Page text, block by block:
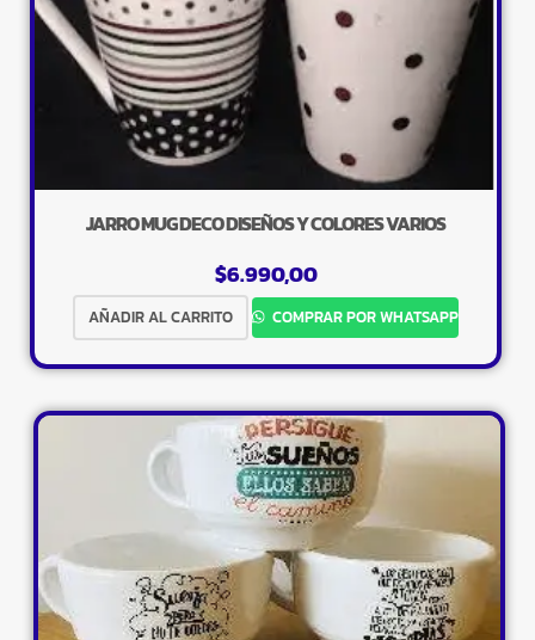
JARRO MUG DECO DISEÑOS Y COLORES VARIOS
$6.990,00
AÑADIR AL CARRITO COMPRAR POR WHATSAPP